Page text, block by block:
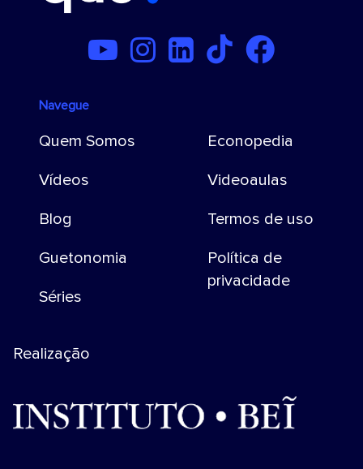
Navegue
Quem Somos
Vídeos
Blog
Guetonomia
Séries
Econopedia
Videoaulas
Termos de uso
Política de
privacidade
Realização